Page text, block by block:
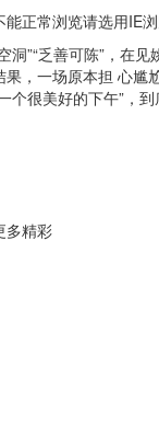
能正常浏览请选用IE
洞”“乏善可陈”，在
果，一场原本担 心尴
个很美好的下午”，
多精彩